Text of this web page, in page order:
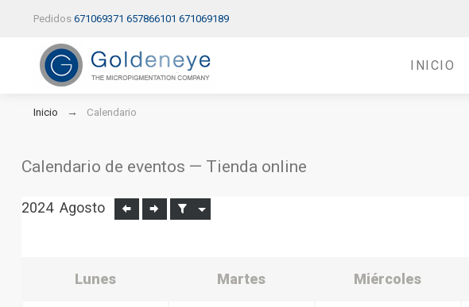
Pedidos 671069371 657866101 671069189
INICIO
Inicio Calendario
Calendario de eventos — Tienda online
2024 Agosto
Lunes Martes Miércoles